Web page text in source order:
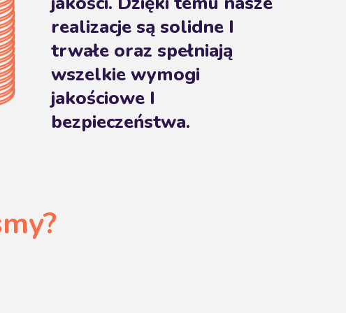
realizacje są solidne I
trwałe oraz spełniają
wszelkie wymogi
jakościowe I
bezpieczeństwa.